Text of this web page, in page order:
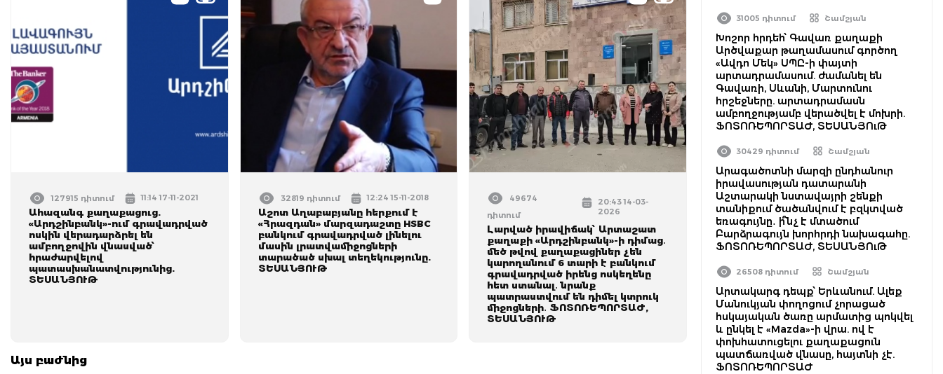
127915 դիտում 11:14 17-11-2021
Ահազանգ քաղաքացուց.
«Արդշինբանկ»-ում գրավադրված
ոսկին վերադարձրել են
ամբողջովին վնասված՝
հրաժարվելով
պատասխանատվությունից.
ՏԵՍԱՆՅՈՒԹ
32819 դիտում 12:24 15-11-2018
Աշոտ Աղաբաբյանը հերքում է
«Հրազդան» մարզադաշտը HSBC
բանկում գրավադրված լինելու
մասին լրատվամիջոցների
տարածած սխալ տեղեկությունը.
ՏԵՍԱՆՅՈՒԹ
49674
դիտում
20:43 14-03-
2026
Լարված իրավիճակ՝ Արտաշատ
քաղաքի «Արդշինբանկ»-ի դիմաց․
մեծ թվով քաղաքացիներ չեն
կարողանում 6 տարի է բանկում
գրավադրված իրենց ոսկեղենը
հետ ստանալ․ նրանք
պատրաստվում են դիմել կտրուկ
միջոցների․ ՖՈՏՈՌԵՊՈՐՏԱԺ,
ՏԵՍԱՆՅՈՒԹ
Այս բաժնից
31005 դիտում Շամշյան
Խոշոր հրդեհ՝ Գավառ քաղաքի
Արծվաքար թաղամասում գործող
«Ավդո Մեկ» ՍՊԸ-ի փայտի
արտադրամասում. ժամանել են
Գավառի, Սևանի, Մարտունու
հրշեջները. արտադրամասն
ամբողջությամբ վերածվել է մոխրի.
ՖՈՏՈՌԵՊՈՐՏԱԺ, ՏԵՍԱՆՅՈւԹ
30429 դիտում Շամշյան
Արագածոտնի մարզի ընդհանուր
իրավասության դատարանի
Աշտարակի նստավայրի շենքի
տանիքում ծածանվում է բզկտված
եռագույնը․ ի՞նչ է մտածում
Բարձրագույն խորհրդի նախագահը.
ՖՈՏՈՌԵՊՈՐՏԱԺ, ՏԵՍԱՆՅՈւԹ
26508 դիտում Շամշյան
Արտակարգ դեպք՝ Երևանում. Ալեք
Մանուկյան փողոցում չորացած
հսկայական ծառը արմատից պոկվել
և ընկել է «Mazda»-ի վրա. ով է
փոխհատուցելու քաղաքացուն
պատճառված վնասը, հայտնի չէ.
ՖՈՏՈՌԵՊՈՐՏԱԺ